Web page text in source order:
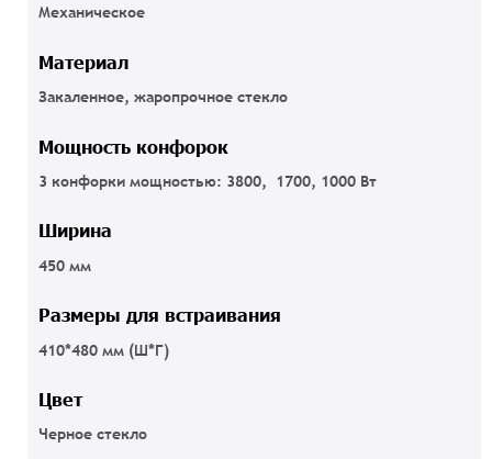
Механическое
Материал
Закаленное, жаропрочное стекло
Мощность конфорок
3 конфорки мощностью: 3800, 1700, 1000 Вт
Ширина
450 мм
Размеры для встраивания
410*480 мм (Ш*Г)
Цвет
Черное стекло